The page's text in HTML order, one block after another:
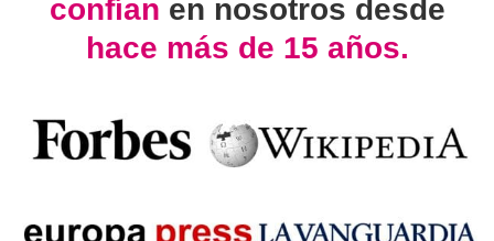
confían en nosotros desde
hace más de 15 años.